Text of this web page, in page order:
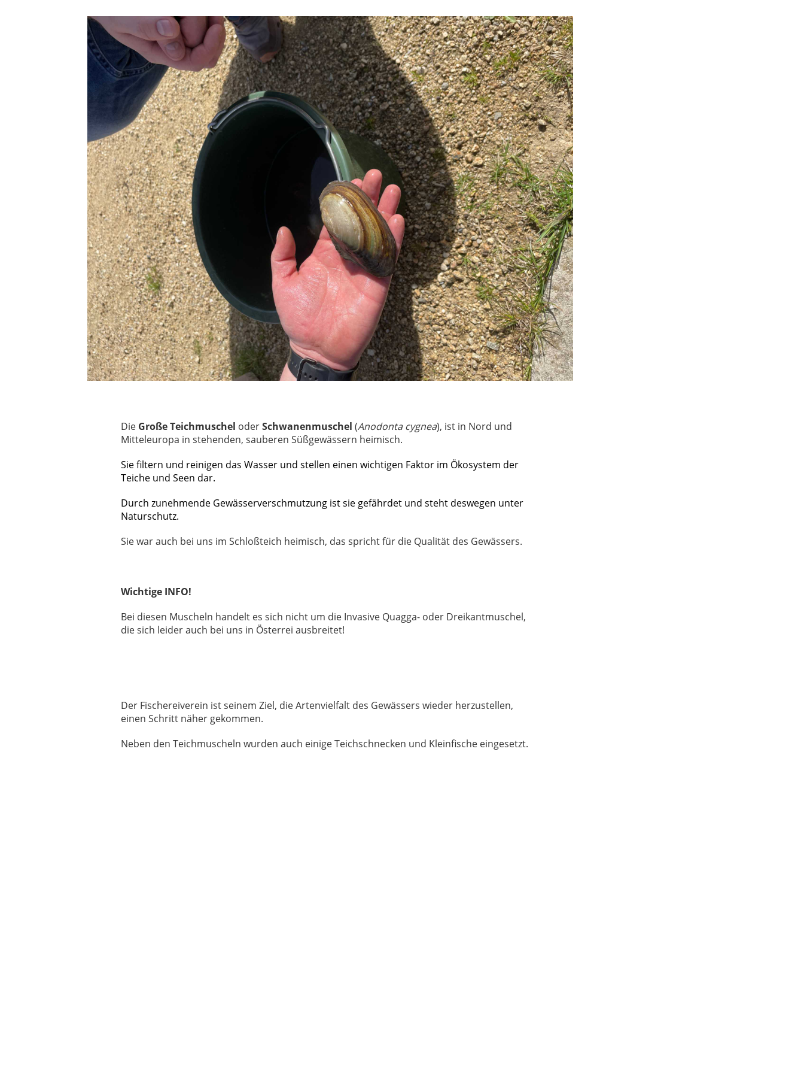
Die Große Teichmuschel oderSchwanenmuschel (Anodonta cygnea), ist in Nord und
Mitteleuropa in stehenden, sauberen Süßgewässern heimisch.
Sie filtern und reinigen das Wasser und stellen einen wichtigen Faktor im Ökosystem der
Teiche und Seen dar.
Durch zunehmende Gewässerverschmutzungist sie gefährdet und steht deswegen unter
Naturschutz.
Sie war auch bei uns im Schloßteich heimisch, das spricht für die Qualität des Gewässers.
Wichtige INFO!
Bei diesen Muscheln handelt es sich nicht um die Invasive Quagga- oder Dreikantmuschel,
die sich leider auch bei uns in Österrei ausbreitet!
Der Fischereiverein ist seinem Ziel, die Artenvielfalt des Gewässers wieder herzustellen,
einen Schritt näher gekommen.
Neben den Teichmuscheln wurden auch einige Teichschnecken und Kleinfische eingesetzt.